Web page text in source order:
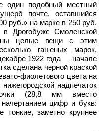
один подобный местный
почте, оставшийся
руб.» на марке в 250 руб.
Дрогобуже Смоленской
целые вещи с этим
гашеных марок,
1922 года — начале
сделана черной краской
фиолетового цвета на
надпечаток
(28,8 мм вместо
цифр и букв:
заметно крупнее